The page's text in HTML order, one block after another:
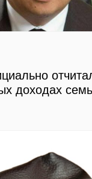
доходах